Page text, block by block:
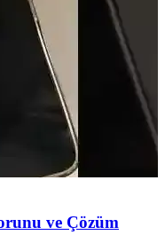
ve Çözüm